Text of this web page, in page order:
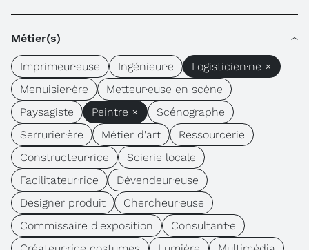
Métier(s)
Imprimeur·euse Ingénieur·e
Logisticien·ne ×
Menuisier·ère
Metteur·euse en scène
Paysagiste
Peintre ×
Scénographe
Serrurier·ère
Métier d'art
Ressourcerie
Constructeur·rice
Scierie locale
Facilitateur·rice
Dévendeur·euse
Designer produit
Chercheur·euse
Commissaire d'exposition
Consultant·e